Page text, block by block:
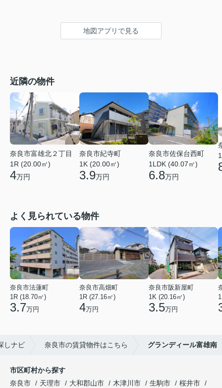
地図アプリで見る
近隣の物件
奈良市富雄北２丁目
1R (20.00㎡)
4万円
奈良市紀寺町
1K (20.00㎡)
3.9万円
奈良市佐保台西町
1LDK (40.07㎡)
6.8万円
よく見られている物件
奈良市法蓮町
1R (18.70㎡)
3.7万円
奈良市高畑町
1R (27.16㎡)
4万円
奈良市阪新屋町
1K (20.16㎡)
3.5万円
しナビ 奈良市の賃貸物件はこちら グランディール富雄南
市区町村から探す
奈良市
天理市 大和郡山市 木津川市 生駒市
桜井市